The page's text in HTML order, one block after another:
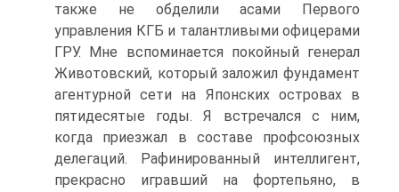
также не обделили асами Первого
управления КГБ и талантливыми офицерами
ГРУ. Мне вспоминается покойный генерал
Животовский, который заложил фундамент
агентурной сети на Японских островах в
пятидесятые годы. Я встречался с ним,
когда приезжал в составе профсоюзных
делегаций. Рафинированный интеллигент,
прекрасно игравший на фортепьяно, в